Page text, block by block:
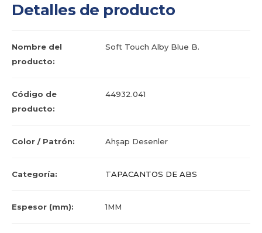
Detalles de producto
Nombre del
producto:
Soft Touch Alby Blue B.
Código de
producto:
44932.041
Color / Patrón: Ahşap Desenler
Categoría: TAPACANTOS DE ABS
Espesor (mm): 1MM